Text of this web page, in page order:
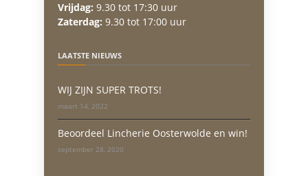
Vrijdag: 9.30 tot 17:30 uur
Zaterdag: 9.30 tot 17:00 uur
LAATSTE NIEUWS
WIJ ZIJN SUPER TROTS!
maart 14, 2022
Beoordeel Lincherie Oosterwolde en win!
september 28, 2020